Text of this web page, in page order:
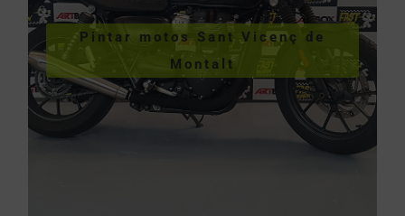
Pintar motos Sant Vicenç de
Montalt
Pintar motos Sant
Vicenç de Montalt
VER PINTURA DE MOTOS